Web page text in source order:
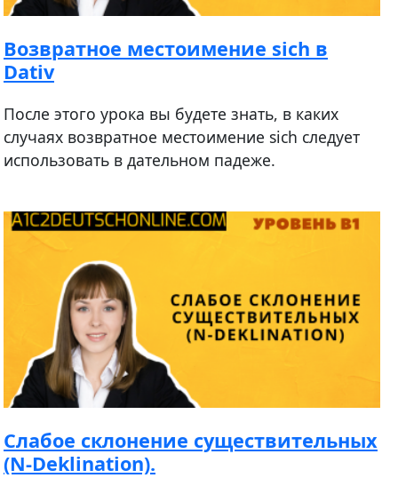
Возвратное местоимение sich в
Dativ
После этого урока вы будете знать, в каких
случаях возвратное местоимение sich следует
использовать в дательном падеже.
Cлабое склонение существительных
(N-Deklination).